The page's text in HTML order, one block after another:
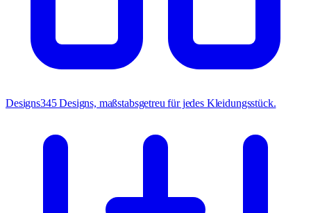
Designs345 Designs, maßstabsgetreu für jedes Kleidungsstück.